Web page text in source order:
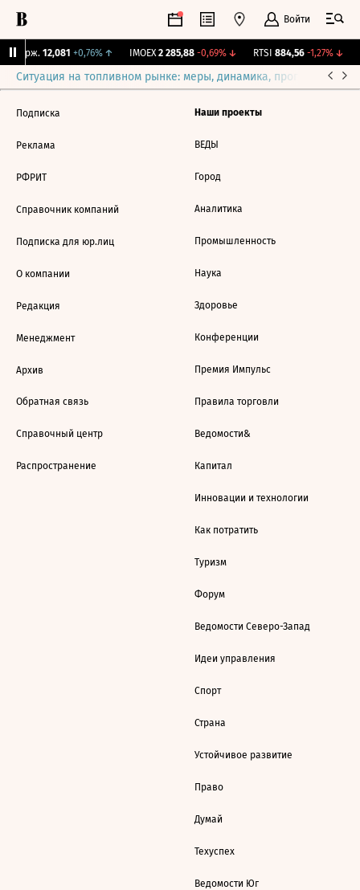
Войти
Бирж. 12,081 +0,76%↑ IMOEX 2 285,88 -0,69%↓ RTSI 884,56 -1,27%↓
Ситуация на топливном рынке: меры, динамика, прогнозы
Подписка
Реклама
РФРИТ
Справочник компаний
Подписка для юр.лиц
О компании
Редакция
Менеджмент
Архив
Обратная связь
Справочный центр
Распространение
Наши проекты
ВЕДЫ
Город
Аналитика
Промышленность
Наука
Здоровье
Конференции
Премия Импульс
Правила торговли
Ведомости&
Капитал
Инновации и технологии
Как потратить
Туризм
Форум
Ведомости Северо-Запад
Идеи управления
Спорт
Страна
Устойчивое развитие
Право
Думай
Техуспех
Ведомости Юг